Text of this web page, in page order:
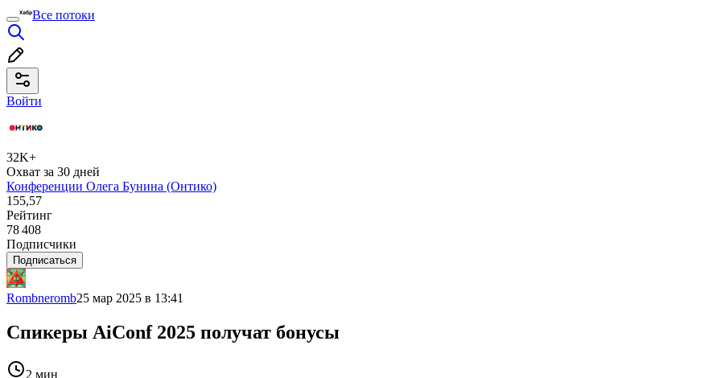
Все потоки
Войти
32K+
Охват за 30 дней
Конференции Олега Бунина (Онтико)
155,57
Рейтинг
78 408
Подписчики
Подписаться
Rombneromb25 мар 2025 в 13:41
Спикеры AiConf 2025 получат бонусы
2 мин